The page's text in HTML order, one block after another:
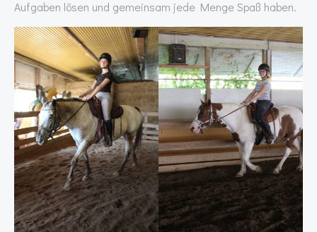
Aufgaben lösen und gemeinsam jede Menge Spaß haben.